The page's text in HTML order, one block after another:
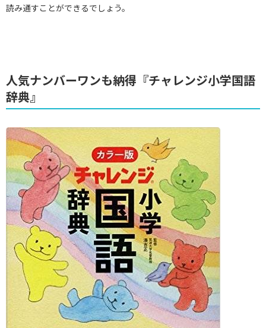
読み通すことができるでしょう。
人気ナンバーワンも納得『チャレンジ小学国語
辞典』